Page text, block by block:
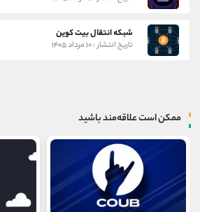
شبکه انتقال بیت کوین
تاریخ انتشار : ۱۰ مرداد ۱۴۰۵
ممکن است علاقه‌مند باشید